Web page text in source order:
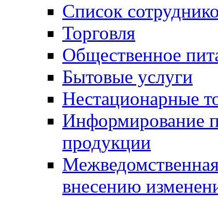
Список
Торговля
Общественное
Бытовые услуги
Нестационарные
Информирование
продукции
внесению